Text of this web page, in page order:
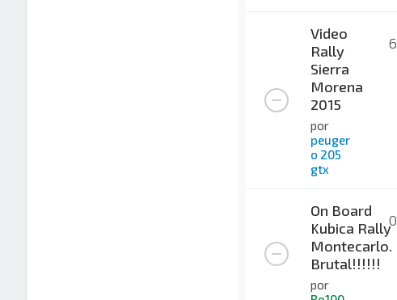
Video
Rally
Sierra
Morena
2015
por
peuger
o 205
gtx
6
On Board
Kubica Rally
Montecarlo.
Brutal!!!!!!
por
0